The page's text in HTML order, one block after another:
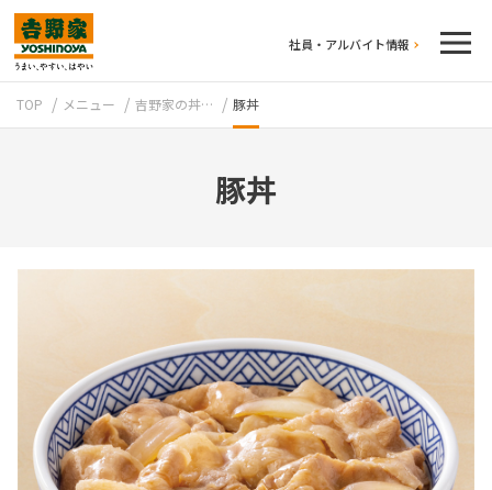
社員・アルバイト情報
牛丼のこだわり 吉野家の歴史
TOP メニュー 吉野家の丼… 豚丼
豚丼